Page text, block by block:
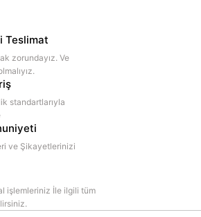
Teslimat
zorundayız. Ve
standartlarıyla
ve Şikayetlerinizi
işlemleriniz İle ilgili tüm